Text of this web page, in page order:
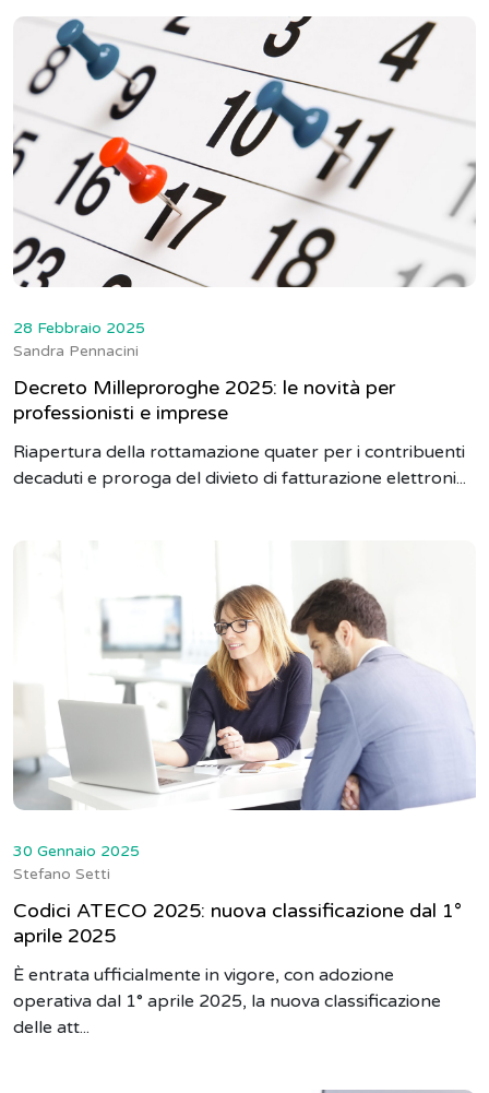
28 Febbraio 2025
Sandra Pennacini
Decreto Milleproroghe 2025: le novità per
professionisti e imprese
Riapertura della rottamazione quater per i contribuenti
decaduti e proroga del divieto di fatturazione elettroni...
30 Gennaio 2025
Stefano Setti
Codici ATECO 2025: nuova classificazione dal 1°
aprile 2025
È entrata ufficialmente in vigore, con adozione
operativa dal 1° aprile 2025, la nuova classificazione
delle att...